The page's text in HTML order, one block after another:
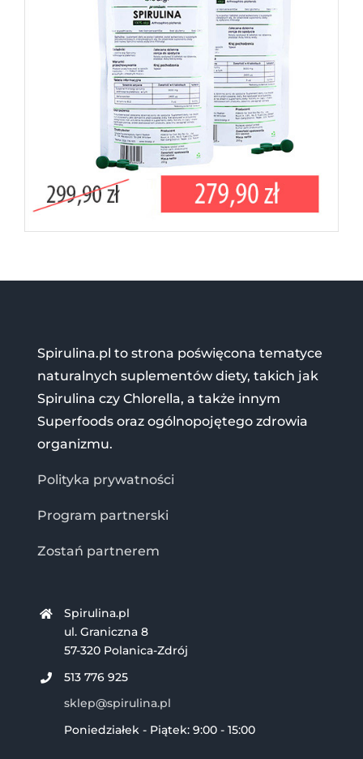
Spirulina.pl to strona poświęcona tematyce
naturalnych suplementów diety, takich jak
Spirulina czy Chlorella, a także innym
Superfoods oraz ogólnopojętego zdrowia
organizmu.
Polityka prywatności
Program partnerski
Zostań partnerem
Spirulina.pl
ul. Graniczna 8
57-320 Polanica-Zdrój
513 776 925
sklep@spirulina.pl
Poniedziałek - Piątek: 9:00 - 15:00